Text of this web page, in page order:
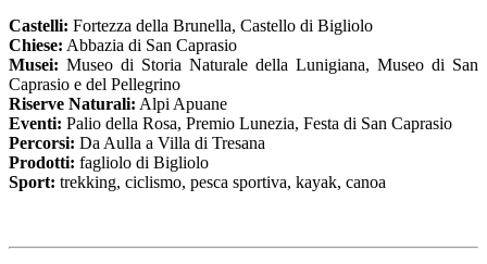
Castelli: Fortezza della Brunella, Castello di Bigliolo
Chiese: Abbazia di San Caprasio
Musei: Museo di Storia Naturale della Lunigiana, Museo di San
Caprasio e del Pellegrino
Riserve Naturali: Alpi Apuane
Eventi: Palio della Rosa, Premio Lunezia, Festa di San Caprasio
Percorsi: Da Aulla a Villa di Tresana
Prodotti: fagliolo di Bigliolo
Sport: trekking, ciclismo, pesca sportiva, kayak, canoa